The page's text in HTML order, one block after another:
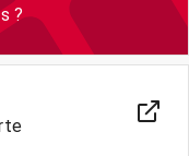
Alors prêt(e) à travailler à nos côtés ?